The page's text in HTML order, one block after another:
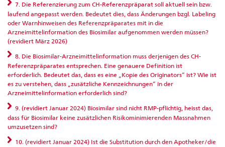
7. Die Referenzierung zum CH-Referenzpräparat soll aktuell sein bzw.
laufend angepasst werden. Bedeutet dies, dass Änderungen bzgl. Labeling
oder Warnhinweisen des Referenzpräparates mit in die
Arzneimittelinformation des Biosimilar aufgenommen werden müssen?
(revidiert März 2026)
8. Die Biosimilar-Arzneimittelinformation muss derjenigen des CH-
Referenzpräparates entsprechen. Eine genauere Definition ist
erforderlich. Bedeutet das, dass es eine „Kopie des Originators“ ist? Wie ist
es zu verstehen, dass „zusätzliche Kennzeichnungen“ in der
Arzneimittelinformation erforderlich sind?
9. (revidiert Januar 2024) Biosimilar sind nicht RMP-pflichtig, heisst das,
dass für Biosimilar keine zusätzlichen Risikominimierenden Massnahmen
umzusetzen sind?
10. (revidiert Januar 2024) Ist die Substitution durch den Apotheker/die